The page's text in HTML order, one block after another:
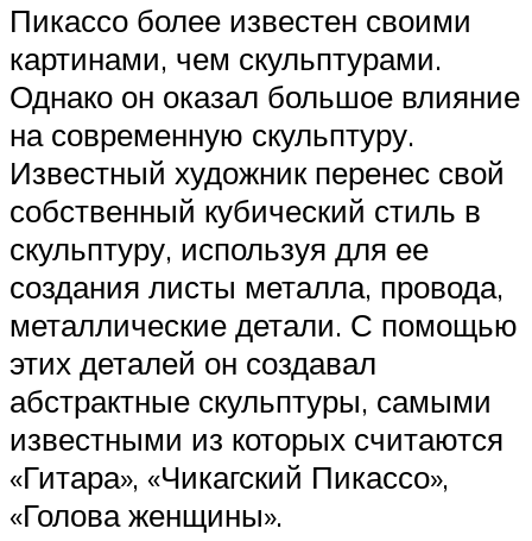
Пикассо более известен своими
картинами, чем скульптурами.
Однако он оказал большое влияние
на современную скульптуру.
Известный художник перенес свой
собственный кубический стиль в
скульптуру, используя для ее
создания листы металла, провода,
металлические детали. С помощью
этих деталей он создавал
абстрактные скульптуры, самыми
известными из которых считаются
«Гитара», «Чикагский Пикассо»,
«Голова женщины».